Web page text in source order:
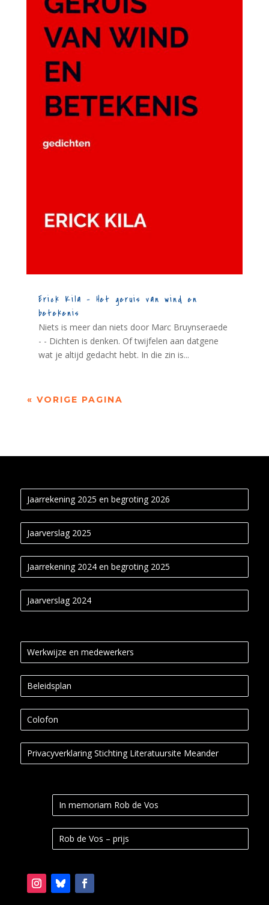
Erick Kila – Het geruis van wind en
betekenis
Niets is meer dan niets door Marc Bruynseraede
- - Dichten is denken. Of twijfelen aan datgene
wat je altijd gedacht hebt. In die zin is...
« VORIGE PAGINA
Jaarrekening 2025 en begroting 2026
Jaarverslag 2025
Jaarrekening 2024 en begroting 2025
Jaarverslag 2024
Werkwijze en medewerkers
Beleidsplan
Colofon
Privacyverklaring Stichting Literatuursite Meander
In memoriam Rob de Vos
Rob de Vos – prijs